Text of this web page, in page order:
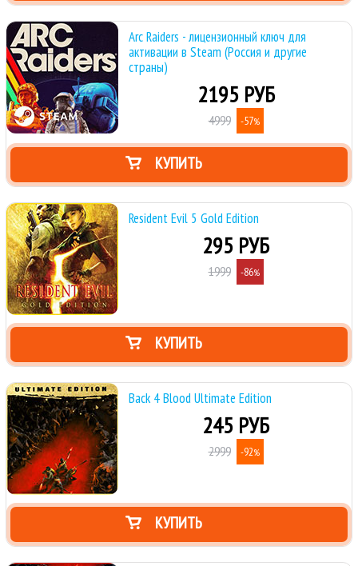
Arc Raiders - лицензионный ключ для
активации в Steam (Россия и другие
страны)
2195 РУБ
4999 -57%
КУПИТЬ
Resident Evil 5 Gold Edition
295 РУБ
1999 -86%
КУПИТЬ
Back 4 Blood Ultimate Edition
245 РУБ
2999 -92%
КУПИТЬ